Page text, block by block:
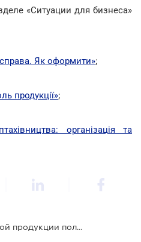
«Ситуации для бизнеса»
Як оформити»;
продукції»;
організація та
Производители органической продукции получат подзаконную базу